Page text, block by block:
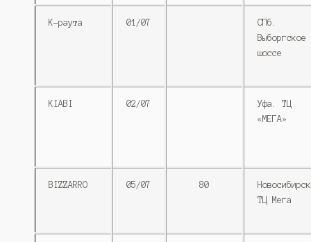
К-раута 01/07
СПб.
Выборгское
шоссе
KIABI 02/07
Уфа. ТЦ
«МЕГА»
BIZZARRO 05/07 80
ТЦ Мега